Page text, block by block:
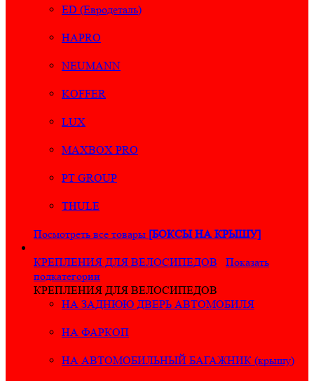
ED (Евродеталь)
HAPRO
NEUMANN
KOFFER
LUX
MAXBOX PRO
PT GROUP
THULE
Посмотреть все товары [БОКСЫ НА КРЫШУ]
КРЕПЛЕНИЯ ДЛЯ ВЕЛОСИПЕДОВ
Показать
подкатегории
КРЕПЛЕНИЯ ДЛЯ ВЕЛОСИПЕДОВ
НА ЗАДНЮЮ ДВЕРЬ АВТОМОБИЛЯ
НА ФАРКОП
НА АВТОМОБИЛЬНЫЙ БАГАЖНИК (крышу)